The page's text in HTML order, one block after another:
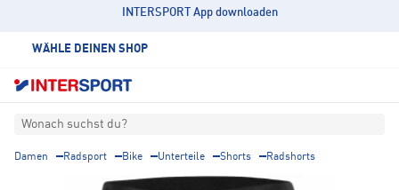
INTERSPORT App downloaden
WÄHLE DEINEN SHOP
Wonach suchst du?
Damen Radsport Bike Unterteile Shorts Radshorts